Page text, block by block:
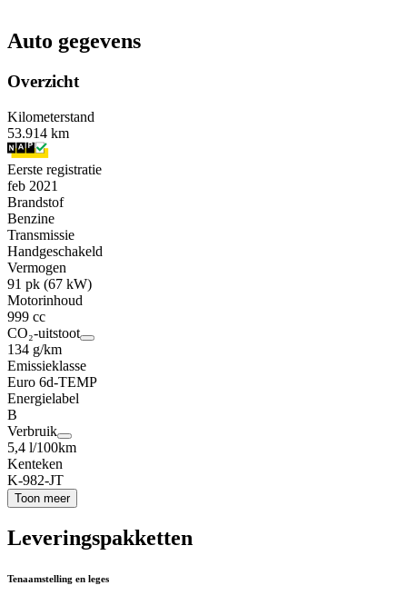
Auto gegevens
Overzicht
Kilometerstand
53.914 km
Eerste registratie
feb 2021
Brandstof
Benzine
Transmissie
Handgeschakeld
Vermogen
91 pk (67 kW)
Motorinhoud
999 cc
CO₂-uitstoot
134 g/km
Emissieklasse
Euro 6d-TEMP
Energielabel
B
Verbruik
5,4 l/100km
Kenteken
K-982-JT
Toon meer
Leveringspakketten
Tenaamstelling en leges